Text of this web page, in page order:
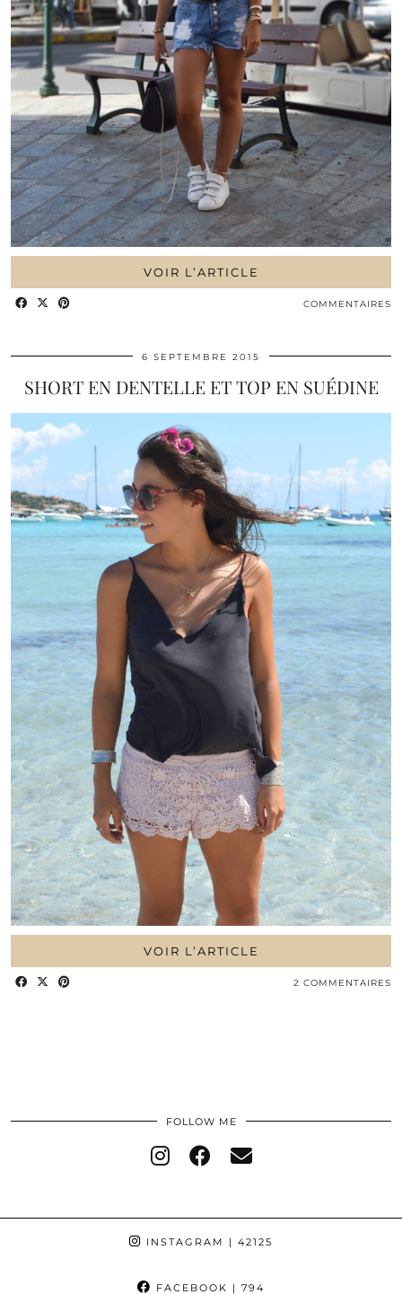
VOIR L’ARTICLE
COMMENTAIRES
6 SEPTEMBRE 2015
SHORT EN DENTELLE ET TOP EN SUÉDINE
VOIR L’ARTICLE
2 COMMENTAIRES
FOLLOW ME
INSTAGRAM | 42125
FACEBOOK | 794